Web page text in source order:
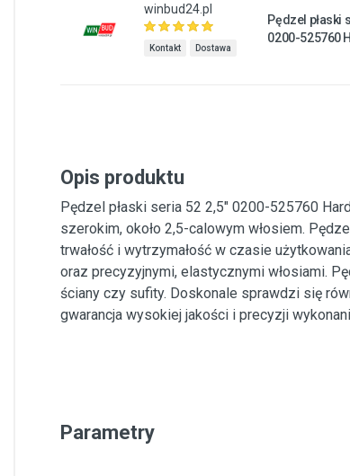
winbud24.pl
Kontakt Dostawa
Pędzel płaski
0200-525760
Opis produktu
Pędzel płaski seria 52 2,5" 0200-525760
szerokim, około 2,5-calowym włosiem.
trwałość i wytrzymałość w czasie
oraz precyzyjnymi, elastycznymi włosiami.
ściany czy sufity. Doskonale sprawdzi się
gwarancja wysokiej jakości i precyzji
Parametry